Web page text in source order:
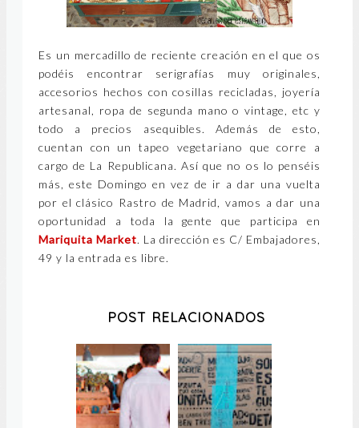
Es un mercadillo de reciente creación en el que os
podéis encontrar serigrafías muy originales,
accesorios hechos con cosillas recicladas, joyería
artesanal, ropa de segunda mano o vintage, etc y
todo a precios asequibles. Además de esto,
cuentan con un tapeo vegetariano que corre a
cargo de La Republicana. Así que no os lo penséis
más, este Domingo en vez de ir a dar una vuelta
por el clásico Rastro de Madrid, vamos a dar una
oportunidad a toda la gente que participa en
Mariquita Market. La dirección es C/ Embajadores,
49 y la entrada es libre.
POST RELACIONADOS